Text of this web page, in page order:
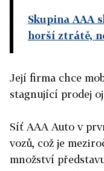
Skupina AAA
horší ztrátě,
Její firma chce
stagnující prodej
Síť AAA Auto v
vozů, což je
množství